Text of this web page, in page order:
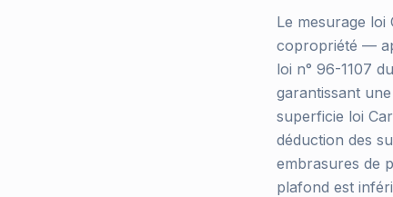
Le mesurage
copropriété —
loi n° 96-1107
garantissant
superficie loi
déduction des
embrasures de
plafond est